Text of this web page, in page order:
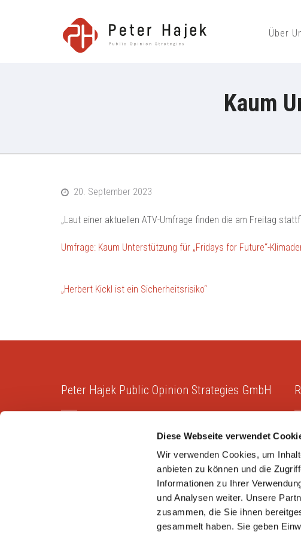
Diese Webseite verwendet
Wir verwenden Cookies, um
anbieten zu können und die
Informationen zu Ihrer
und Analysen weiter. Unsere
zusammen, die Sie ihnen
gesammelt haben. Sie geben
Peter Über
Kaum
20. September 2023
„Laut einer aktuellen ATV-Umfrage finden die am Freitag
Umfrage: Kaum Unterstützung für „Fridays for Future“-
Beitragsnavigation
„Herbert Kickl ist ein Sicherheitsrisiko“
Peter Hajek Public Opinion Strategies GmbH
Markt- und Meinungsforschung für Politik, Wirtschaft
und Non-Profit-Organisationen.
Peter Hajek Public Opinion Strategies GmbH